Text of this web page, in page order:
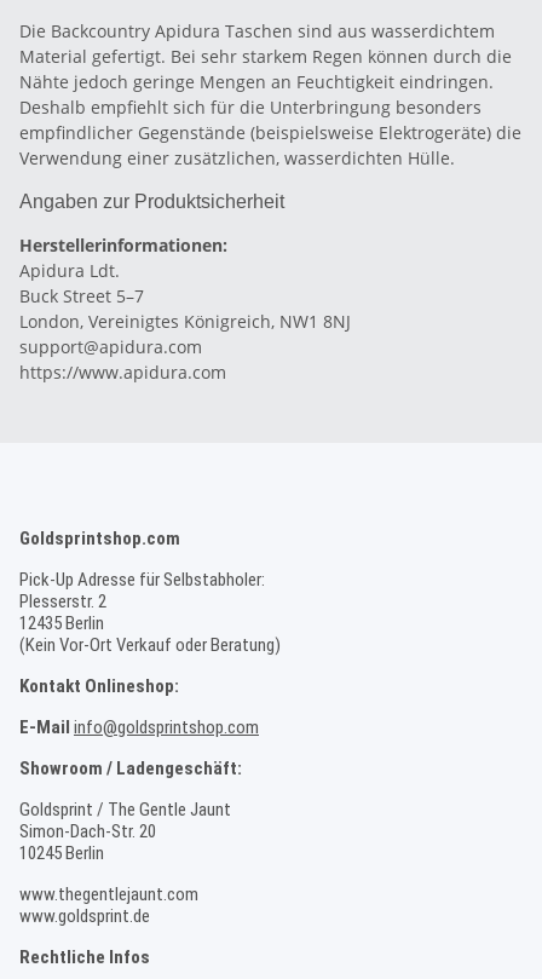
Die Backcountry Apidura Taschen sind aus wasserdichtem
Material gefertigt. Bei sehr starkem Regen können durch die
Nähte jedoch geringe Mengen an Feuchtigkeit eindringen.
Deshalb empfiehlt sich für die Unterbringung besonders
empfindlicher Gegenstände (beispielsweise Elektrogeräte) die
Verwendung einer zusätzlichen, wasserdichten Hülle.
Angaben zur Produktsicherheit
Herstellerinformationen:
Apidura Ldt.
Buck Street 5–7
London, Vereinigtes Königreich, NW1 8NJ
support@apidura.com
https://www.apidura.com
Goldsprintshop.com
Pick-Up Adresse für Selbstabholer:
Plesserstr. 2
12435 Berlin
(Kein Vor-Ort Verkauf oder Beratung)
Kontakt Onlineshop:
E-Mail info@goldsprintshop.com
Showroom / Ladengeschäft:
Goldsprint / The Gentle Jaunt
Simon-Dach-Str. 20
10245 Berlin
www.thegentlejaunt.com
www.goldsprint.de
Rechtliche Infos